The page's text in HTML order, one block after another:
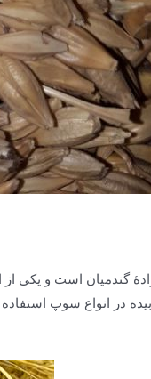
در انواع سوپ